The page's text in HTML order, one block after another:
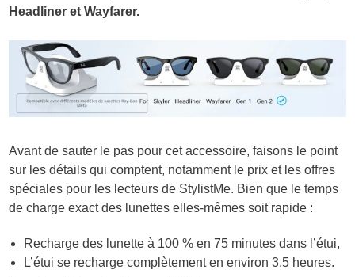
Headliner et Wayfarer.
Avant de sauter le pas pour cet accessoire, faisons le point
sur les détails qui comptent, notamment le prix et les offres
spéciales pour les lecteurs de StylistMe. Bien que le temps
de charge exact des lunettes elles-mêmes soit rapide :
Recharge des lunette à 100 % en 75 minutes dans l’étui,
L’étui se recharge complètement en environ 3,5 heures.